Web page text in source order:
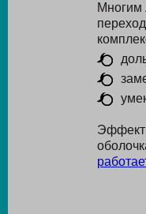
Многим